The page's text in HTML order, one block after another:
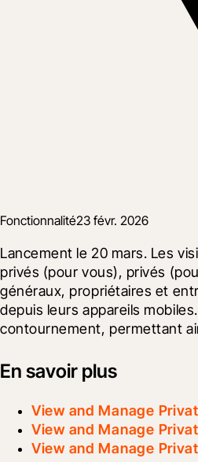
Fonctionnalité23 févr. 2026
Lancement le 20 mars. Les
privés (pour vous), privés
généraux, propriétaires et
depuis leurs appareils
contournement, permettant
En savoir plus
View and Manage
View and Manage
View and Manage